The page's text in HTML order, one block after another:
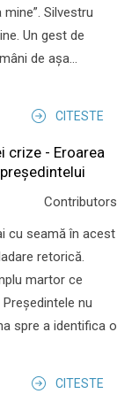
Silvestru
Un gest de
de așa...
CITESTE
crize - Eroarea
Contributors
cu seamă în acest
retorică.
martor ce
nu
spre a identifica o
CITESTE